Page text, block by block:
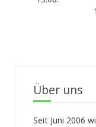
Über uns
Seit Juni 2006